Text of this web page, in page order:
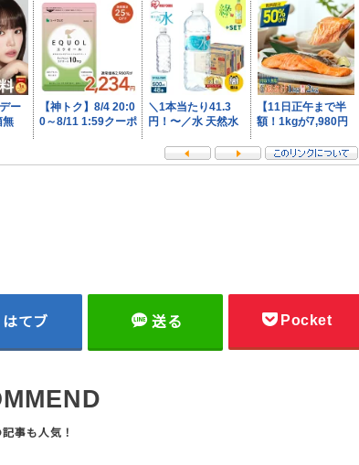
はてブ 送る Pocket